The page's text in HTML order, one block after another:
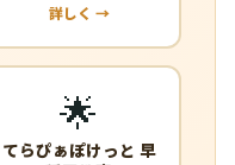
詳しく →
🌟
てらぴぁぽけっと 早